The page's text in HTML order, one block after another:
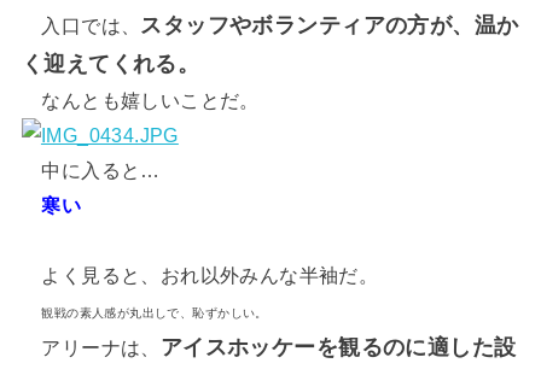
入口では、 スタッフやボランティアの方が、温か
く迎えてくれる。
なんとも嬉しいことだ。
中に入ると…
寒い
よく見ると、おれ以外みんな半袖だ。
観戦の素人感が丸出しで、恥ずかしい。
アリーナは、 アイスホッケーを観るのに適した設